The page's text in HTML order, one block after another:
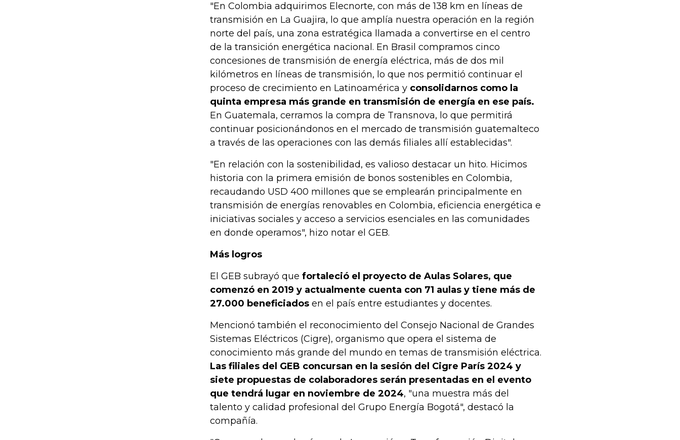
"En Colombia adquirimos Elecnorte, con más de 138 km en líneas de
transmisión en La Guajira, lo que amplía nuestra operación en la región
norte del país, una zona estratégica llamada a convertirse en el centro
de la transición energética nacional. En Brasil compramos cinco
concesiones de transmisión de energía eléctrica, más de dos mil
kilómetros en líneas de transmisión, lo que nos permitió continuar el
proceso de crecimiento en Latinoamérica y consolidarnos como la
quinta empresa más grande en transmisión de energía en ese país.
En Guatemala, cerramos la compra de Transnova, lo que permitirá
continuar posicionándonos en el mercado de transmisión guatemalteco
a través de las operaciones con las demás filiales allí establecidas".
"En relación con la sostenibilidad, es valioso destacar un hito. Hicimos
historia con la primera emisión de bonos sostenibles en Colombia,
recaudando USD 400 millones que se emplearán principalmente en
transmisión de energías renovables en Colombia, eficiencia energética e
iniciativas sociales y acceso a servicios esenciales en las comunidades
en donde operamos", hizo notar el GEB.
Más logros
El GEB subrayó que fortaleció el proyecto de Aulas Solares, que
comenzó en 2019 y actualmente cuenta con 71 aulas y tiene más de
27.000 beneficiados en el país entre estudiantes y docentes.
Mencionó también el reconocimiento del Consejo Nacional de Grandes
Sistemas Eléctricos (Cigre), organismo que opera el sistema de
conocimiento más grande del mundo en temas de transmisión eléctrica.
Las filiales del GEB concursan en la sesión del Cigre París 2024 y
siete propuestas de colaboradores serán presentadas en el evento
que tendrá lugar en noviembre de 2024, "una muestra más del
talento y calidad profesional del Grupo Energía Bogotá", destacó la
compañía.